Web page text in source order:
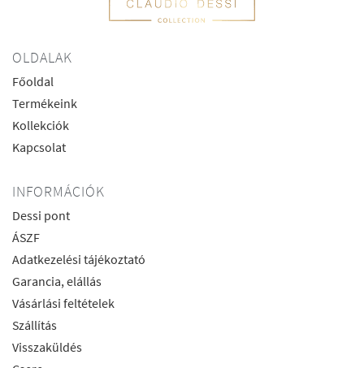
OLDALAK
Főoldal
Termékeink
Kollekciók
Kapcsolat
INFORMÁCIÓK
Dessi pont
ÁSZF
Adatkezelési tájékoztató
Garancia, elállás
Vásárlási feltételek
Szállítás
Visszaküldés